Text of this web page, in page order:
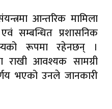
आन्तरिक मामिला
सम्बन्धित प्रशासनिक
रूपमा रहेनछन् ।
राखी आवश्यक सामग्री
भएको उनले जानकारी